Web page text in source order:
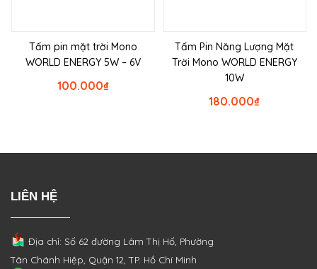
Tấm pin mặt trời Mono
WORLD ENERGY 5W – 6V
₫
100.000
Tấm Pin Năng Lượng Mặt
Trời Mono WORLD ENERGY
10W
₫
180.000
LIÊN HỆ
Địa chỉ: Số 62 đường Lâm Thị Hố, Phường
Tân Chánh Hiệp, Quận 12, TP. Hồ Chí Minh